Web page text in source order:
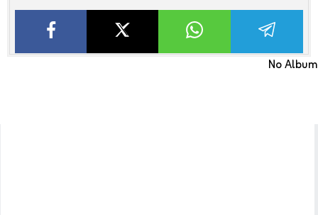
No Album